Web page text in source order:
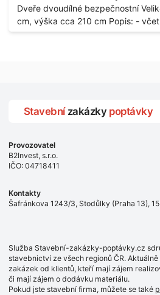
stávajících a už nevyhovujících
umělohmotných vstupů Množství: - 8 ks Lokalita: - 7, 9,
Dveře dvoudílné bezpečnostní Velikost: - šířka cca 2x 65
cm, výška cca 210 cm Popis: - včetně montáže - cihlový
dům, 2. patro - vchod z chodby -
Stavební zakázky poptávky
Provozovatel
B2Invest, s.r.o.
IČO: 04718411
Kontakty
Šafránkova 1243/3, Stodůlky (Praha 13),
Služba Stavební-zakázky-poptávky.cz
stavebnictví ze všech regionů ČR.
zakázek od klientů, kteří mají zájem
či mají zájem o dodávku materiálu.
Pokud jste stavební firma, můžete se také